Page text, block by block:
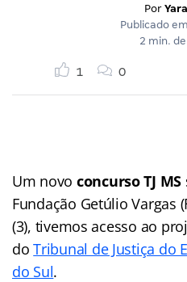
Por
Publicado em
2 min.
1 0
Um novo concurso TJ MS
Fundação Getúlio Vargas
(3), tivemos acesso ao
doTribunal de Justiça do
do Sul.